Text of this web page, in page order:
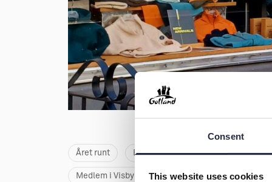
Consent
This website uses cookies
Barn & Familj
Året runt Butik Familjevänligt
Medlem i Visby Centrum Möjligt att åka